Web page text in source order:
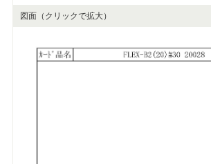
図面（クリックで拡大）